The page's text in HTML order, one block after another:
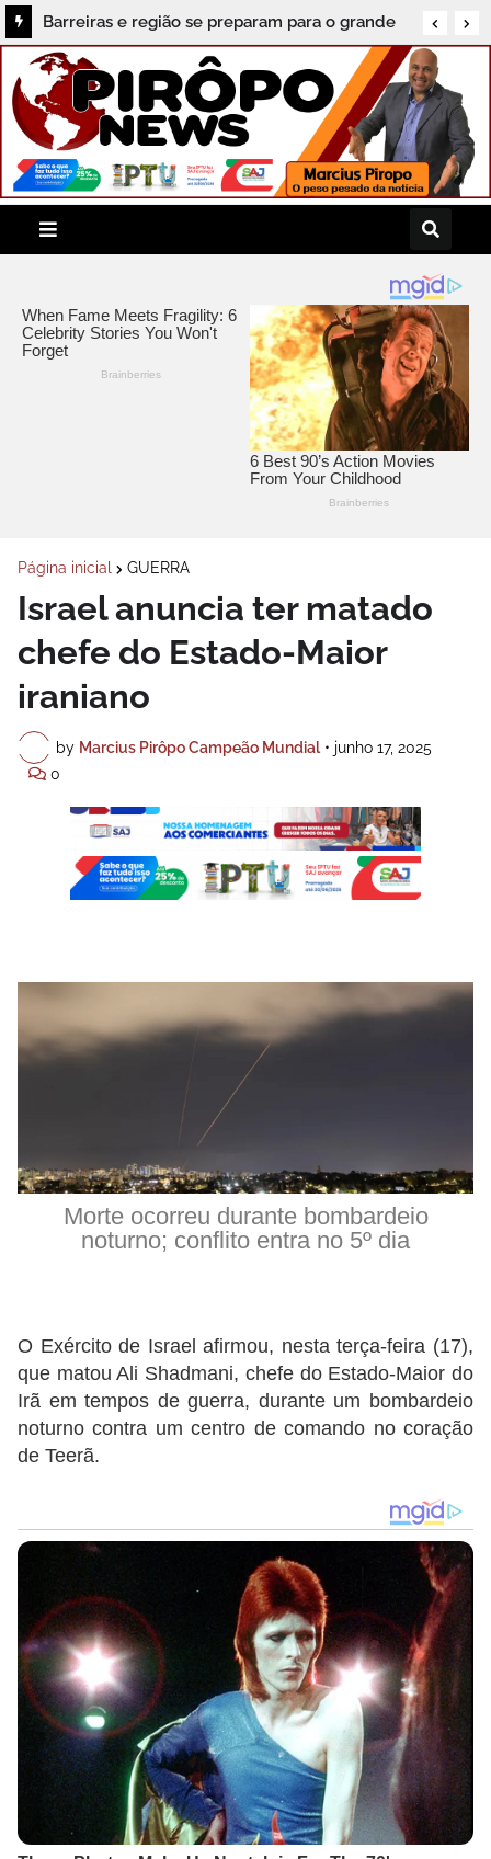
Barreiras e região se preparam para o grande
Mutirão de Saúde e Cidadania em Jaguaripe
Página inicial GUERRA
Israel anuncia ter matado
chefe do Estado-Maior
iraniano
by Marcius Pirôpo Campeão Mundial • junho 17, 2025
0
Morte ocorreu durante bombardeio
noturno; conflito entra no 5º dia
O Exército de Israel afirmou, nesta terça-feira (17),
que matou Ali Shadmani, chefe do Estado-Maior do
Irã em tempos de guerra, durante um bombardeio
noturno contra um centro de comando no coração
de Teerã.